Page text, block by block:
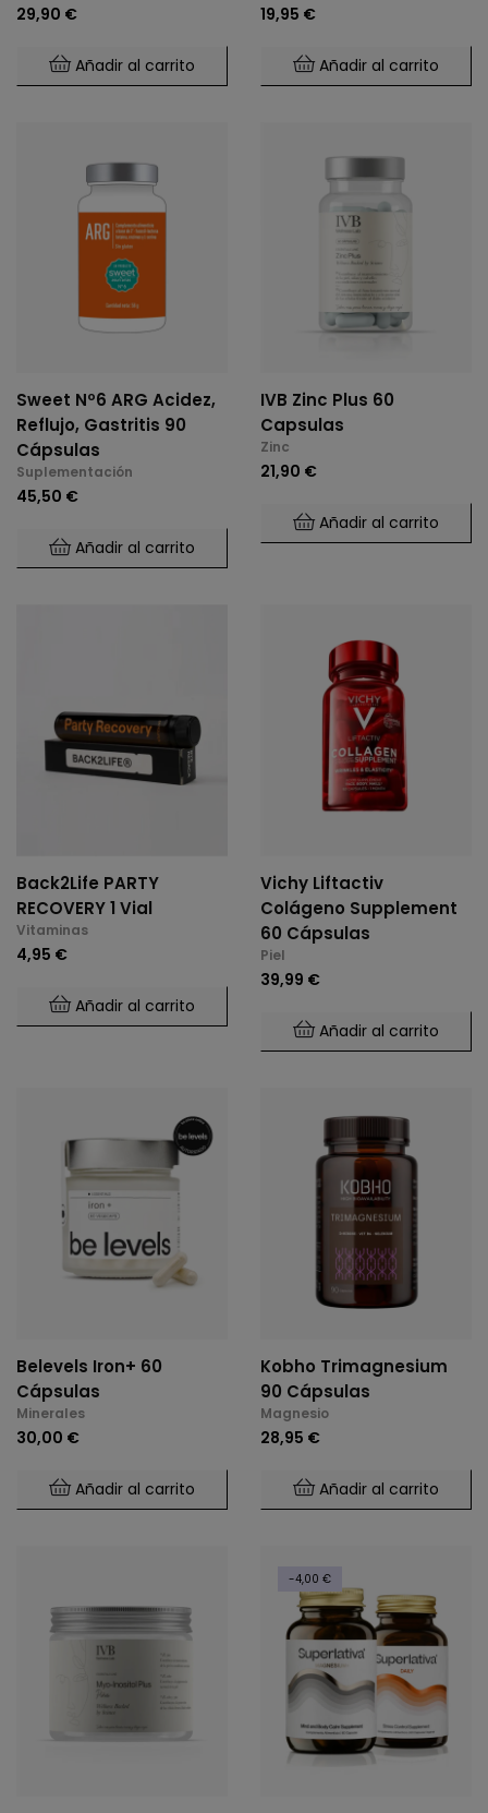
29,90 €
Añadir al carrito
19,95 €
Añadir al carrito
Sweet Nº6 ARG Acidez,
Reflujo, Gastritis 90
Cápsulas
Suplementación
45,50 €
Añadir al carrito
IVB Zinc Plus 60
Capsulas
Zinc
21,90 €
Añadir al carrito
Back2Life PARTY
RECOVERY 1 Vial
Vitaminas
4,95 €
Añadir al carrito
Vichy Liftactiv
Colágeno Supplement
60 Cápsulas
Piel
39,99 €
Añadir al carrito
Belevels Iron+ 60
Cápsulas
Minerales
30,00 €
Añadir al carrito
Kobho Trimagnesium
90 Cápsulas
Magnesio
28,95 €
Añadir al carrito
-4,00 €